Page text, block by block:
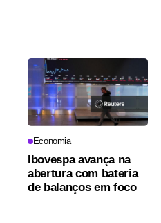
Economia
Ibovespa avança na
abertura com bateria
de balanços em foco